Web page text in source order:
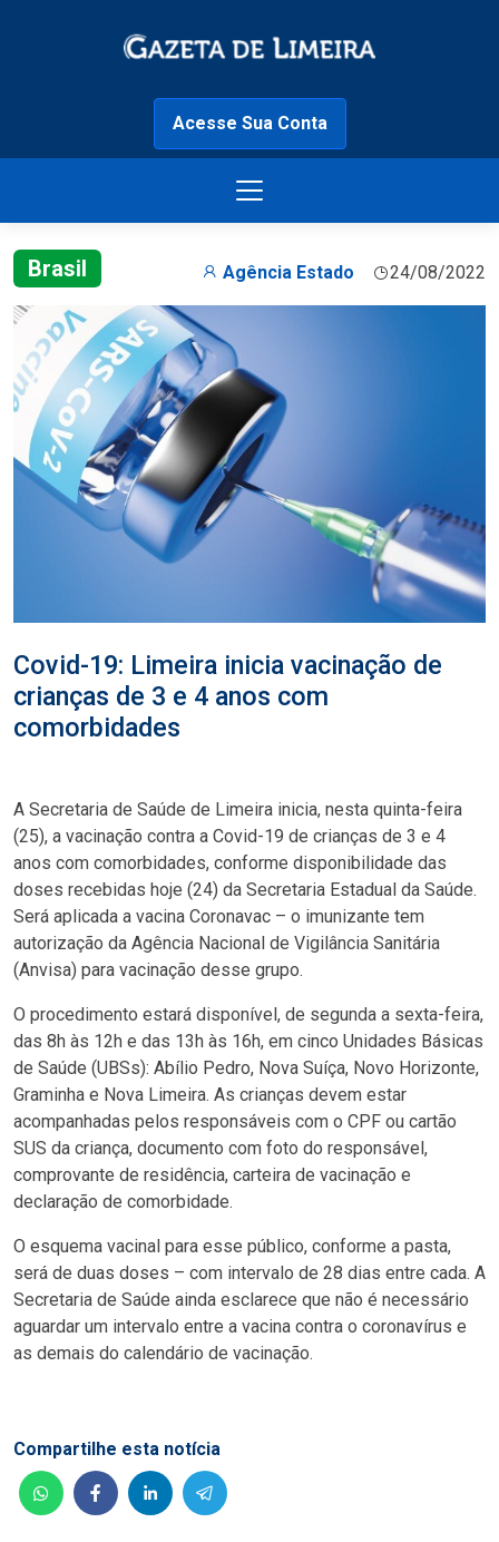
Acesse Sua Conta
Brasil Agência Estado 24/08/2022
Covid-19: Limeira inicia vacinação de
crianças de 3 e 4 anos com
comorbidades
A Secretaria de Saúde de Limeira inicia, nesta quinta-feira
(25), a vacinação contra a Covid-19 de crianças de 3 e 4
anos com comorbidades, conforme disponibilidade das
doses recebidas hoje (24) da Secretaria Estadual da Saúde.
Será aplicada a vacina Coronavac – o imunizante tem
autorização da Agência Nacional de Vigilância Sanitária
(Anvisa) para vacinação desse grupo.
O procedimento estará disponível, de segunda a sexta-feira,
das 8h às 12h e das 13h às 16h, em cinco Unidades Básicas
de Saúde (UBSs): Abílio Pedro, Nova Suíça, Novo Horizonte,
Graminha e Nova Limeira. As crianças devem estar
acompanhadas pelos responsáveis com o CPF ou cartão
SUS da criança, documento com foto do responsável,
comprovante de residência, carteira de vacinação e
declaração de comorbidade.
O esquema vacinal para esse público, conforme a pasta,
será de duas doses – com intervalo de 28 dias entre cada. A
Secretaria de Saúde ainda esclarece que não é necessário
aguardar um intervalo entre a vacina contra o coronavírus e
as demais do calendário de vacinação.
Compartilhe esta notícia